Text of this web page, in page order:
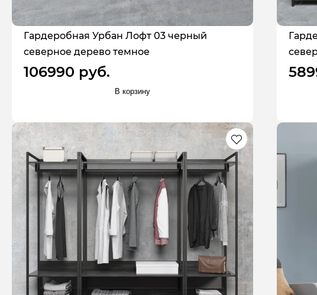
Гардеробная Урбан Лофт 03 черный
северное дерево темное
106990 руб.
В корзину